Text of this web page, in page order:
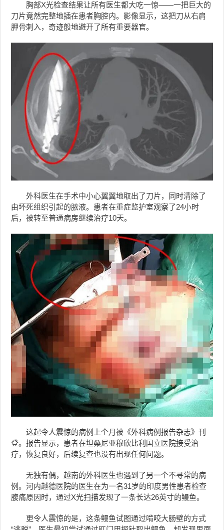
胸部X光检查结果让所有医生都大吃一惊——一把巨大的
刀片竟然完整地插在患者胸腔内。影像显示，这把刀从右肩
胛骨刺入，奇迹般地避开了所有重要器官。
外科医生在手术中小心翼翼地取出了刀片，同时清除了
由坏死组织引起的脓液。患者在重症监护室观察了24小时
后，被转至普通病房继续治疗10天。
这起令人震惊的病例上个月被《外科病例报告杂志》刊
登。报告显示，患者在坦桑尼亚穆欣比利国立医院接受治
疗，恢复良好，后续复查也没有出现任何问题。
无独有偶，越南的外科医生也遇到了另一个不寻常的病
例。河内越德医院的医生在为一名31岁的印度男性患者检查
腹痛原因时，通过X光扫描发现了一条长达26英寸的鳗鱼。
更令人震惊的是，这条鳗鱼试图通过啃咬大肠壁的方式